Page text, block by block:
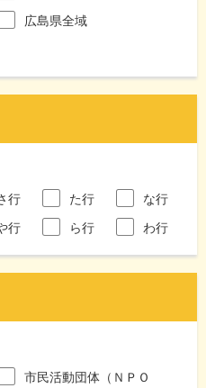
広島県全域
行 た行
な行
行 ら行 わ行
市民活動団体（ＮＰＯ